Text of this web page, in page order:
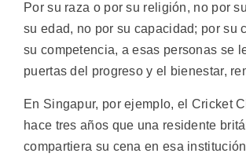
Por su raza o por su religión, no por
su edad, no por su capacidad; por su
su competencia, a esas personas se
puertas del progreso y el bienestar,
En Singapur, por ejemplo, el Cricket
hace tres años que una residente
compartiera su cena en esa